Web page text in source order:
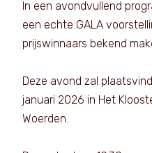
In een avondvullend
een echte GALA
prijswinnaars bekend
Deze avond zal
januari 2026 in Het
Woerden.